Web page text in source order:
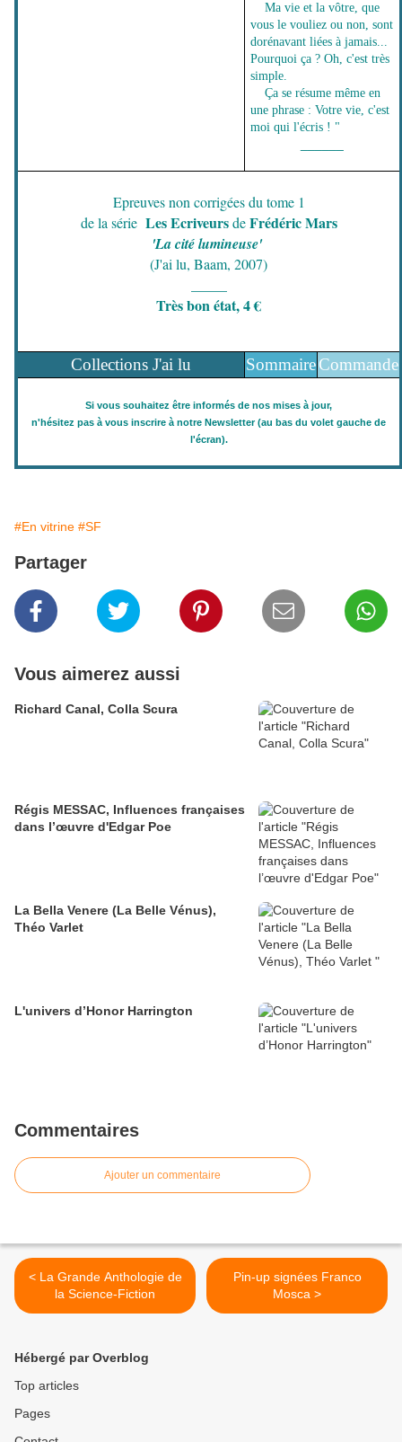
Ma vie et la vôtre, que
vous le vouliez ou non, sont
dorénavant liées à jamais...
Pourquoi ça ? Oh, c'est très
simple.
Ça se résume même en
une phrase : Votre vie, c'est
moi qui l'écris ! "
Epreuves non corrigées du tome 1
de la série Les EcriveursdeFrédéric Mars
'La cité lumineuse'
(J'ai lu, Baam, 2007)
Très bon état, 4 €
Collections J'ai lu SommaireCommande
Si vous souhaitez être informés de nos mises à jour,
n'hésitez pas à vous inscrire à notre Newsletter (au bas du volet gauche de
l'écran).
#En vitrine #SF
Partager
Vous aimerez aussi
Richard Canal, Colla Scura
Régis MESSAC, Influences françaises
dans l’œuvre d'Edgar Poe
La Bella Venere (La Belle Vénus),
Théo Varlet
L'univers d’Honor Harrington
Commentaires
Ajouter un commentaire
< La Grande Anthologie de
la Science-Fiction
Pin-up signées Franco
Mosca >
Hébergé par Overblog
Top articles
Pages